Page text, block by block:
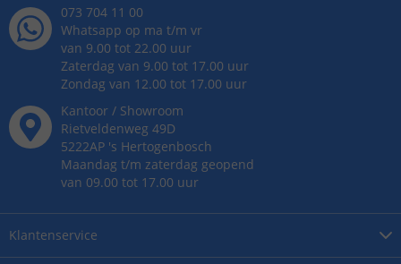
Klantenservice
073 704 11 00
Whatsapp op ma t/m vr
van 9.00 tot 22.00 uur
Zaterdag van 9.00 tot 17.00 uur
Zondag van 12.00 tot 17.00 uur
Kantoor / Showroom
Rietveldenweg 49D
5222AP 's Hertogenbosch
Maandag t/m zaterdag geopend
van 09.00 tot 17.00 uur